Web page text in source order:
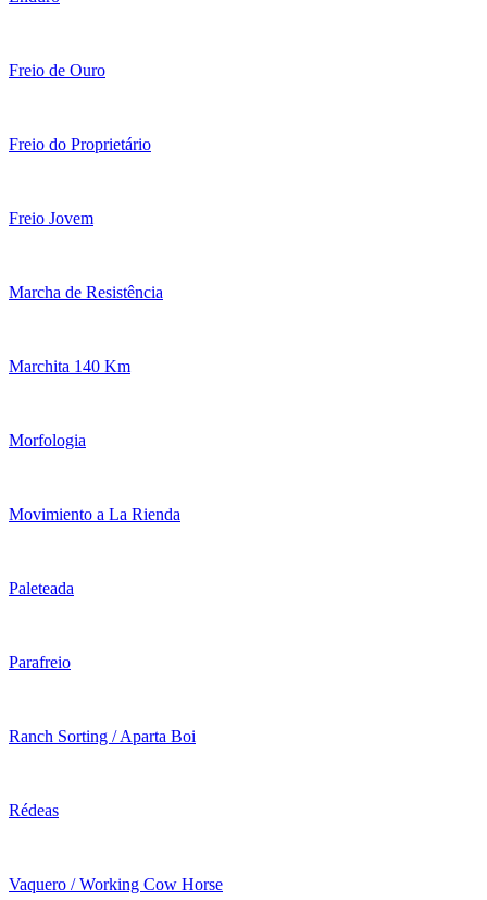
Freio de Ouro
Freio do Proprietário
Freio Jovem
Marcha de Resistência
Marchita 140 Km
Morfologia
Movimiento a La Rienda
Paleteada
Parafreio
Ranch Sorting / Aparta Boi
Rédeas
Vaquero / Working Cow Horse